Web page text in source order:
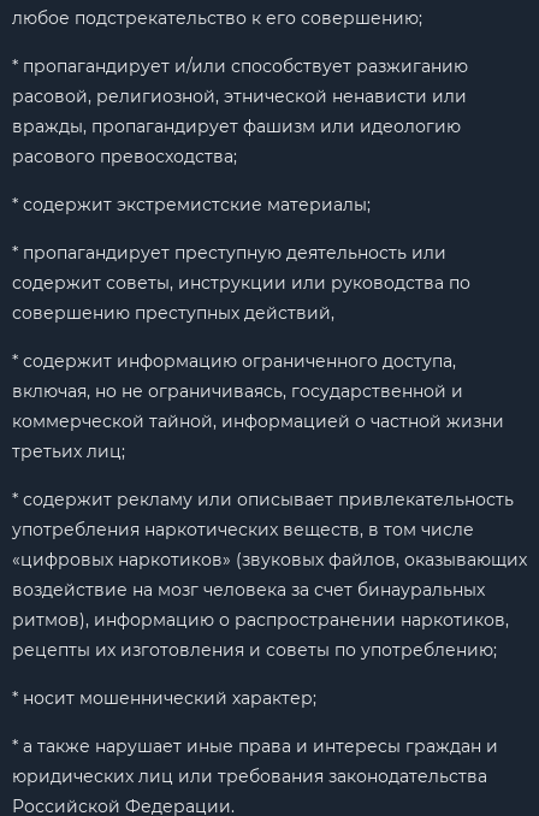
любое подстрекательство к его совершению;
* пропагандирует и/или способствует разжиганию
расовой, религиозной, этнической ненависти или
вражды, пропагандирует фашизм или идеологию
расового превосходства;
* содержит экстремистские материалы;
* пропагандирует преступную деятельность или
содержит советы, инструкции или руководства по
совершению преступных действий,
* содержит информацию ограниченного доступа,
включая, но не ограничиваясь, государственной и
коммерческой тайной, информацией о частной жизни
третьих лиц;
* содержит рекламу или описывает привлекательность
употребления наркотических веществ, в том числе
«цифровых наркотиков» (звуковых файлов, оказывающих
воздействие на мозг человека за счет бинауральных
ритмов), информацию о распространении наркотиков,
рецепты их изготовления и советы по употреблению;
* носит мошеннический характер;
* а также нарушает иные права и интересы граждан и
юридических лиц или требования законодательства
Российской Федерации.